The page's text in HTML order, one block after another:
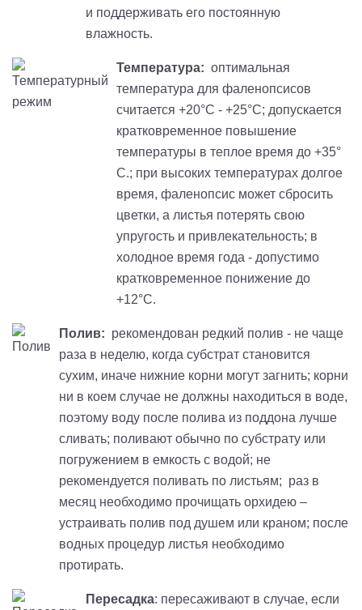
и поддерживать его постоянную
влажность.
Температура: оптимальная
температура для фаленопсисов
считается +20°С - +25°С; допускается
кратковременное повышение
температуры в теплое время до +35°
С.; при высоких температурах долгое
время, фаленопсис может сбросить
цветки, а листья потерять свою
упругость и привлекательность; в
холодное время года - допустимо
кратковременное понижение до
+12°С.
Полив: рекомендован редкий полив - не чаще
раза в неделю, когда субстрат становится
сухим, иначе нижние корни могут загнить; корни
ни в коем случае не должны находиться в воде,
поэтому воду после полива из поддона лучше
сливать; поливают обычно по субстрату или
погружением в емкость с водой; не
рекомендуется поливать по листьям; раз в
месяц необходимо прочищать орхидею –
устраивать полив под душем или краном; после
водных процедур листья необходимо
протирать.
Пересадка: пересаживают в случае, если